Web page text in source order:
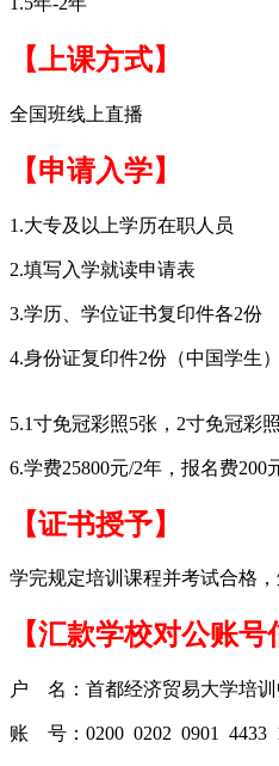
【上课方式】
全国班线上直播
【申请入学】
1.大专及以上学历在职人员
2.填写入学就读申请表
3.学历、学位证书复印件各2份
4.身份证复印件2份（中国学生
5.1寸免冠彩照5张，2寸免冠彩
6.学费25800元/2年，报名费200
【证书授予】
学完规定培训课程并考试合格
【汇款学校对公账号
户 名：首都经济贸易大学培
账 号：0200 0202 0901 4433